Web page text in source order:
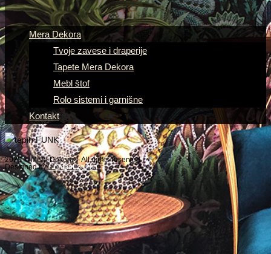
Mera Dekora
Tvoje zavese i draperije
Tapete Mera Dekora
Mebl štof
Rolo sistemi i garnišne
Kontakt
2020 © Mera Dekora – All rights reserved
Designed byContent Studio